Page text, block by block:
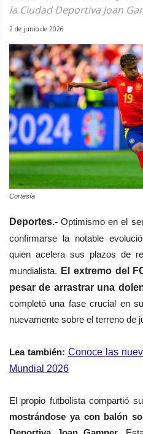
la Ciudad Deportiva Joan
2 de junio de 2026
Cortesía
Deportes.-Optimismo en el
confirmarse la notable
quien acelera sus plazos de
mundialista. El extremo del
pesar de arrastrar una
completó una fase crucial en
nuevamente sobre el terreno de
Lea también: Conoce las
Mundial 2026
El propio futbolista compartió
mostrándose ya con balón